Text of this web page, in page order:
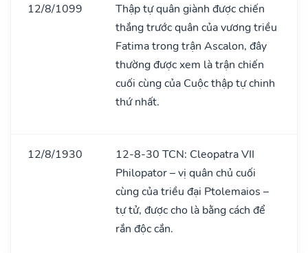
12/8/1099
Thập tự quân giành được chiến
thắng trước quân của vương triều
Fatima trong trận Ascalon, đây
thường được xem là trận chiến
cuối cùng của Cuộc thập tự chinh
thứ nhất.
12/8/1930
12-8-30 TCN: Cleopatra VII
Philopator – vị quân chủ cuối
cùng của triều đại Ptolemaios –
tự tử, được cho là bằng cách để
rắn độc cắn.